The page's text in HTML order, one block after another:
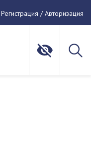
Регистрация / Авторизация